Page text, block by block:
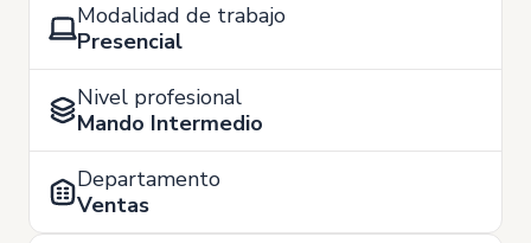
Modalidad de trabajo
Presencial
Nivel profesional
Mando Intermedio
Departamento
Ventas